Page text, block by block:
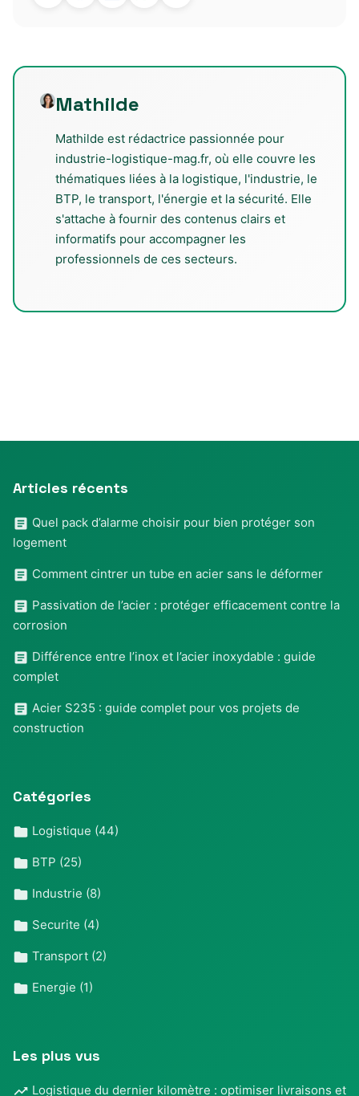
Mathilde
Mathilde est rédactrice passionnée pour
industrie-logistique-mag.fr, où elle couvre les
thématiques liées à la logistique, l'industrie, le
BTP, le transport, l'énergie et la sécurité. Elle
s'attache à fournir des contenus clairs et
informatifs pour accompagner les
professionnels de ces secteurs.
Articles récents
Quel pack d’alarme choisir pour bien protéger son
logement
Comment cintrer un tube en acier sans le déformer
Passivation de l’acier : protéger efficacement contre la
corrosion
Différence entre l’inox et l’acier inoxydable : guide
complet
Acier S235 : guide complet pour vos projets de
construction
Catégories
Logistique (44)
BTP (25)
Industrie (8)
Securite (4)
Transport (2)
Energie (1)
Les plus vus
Logistique du dernier kilomètre : optimiser livraisons et